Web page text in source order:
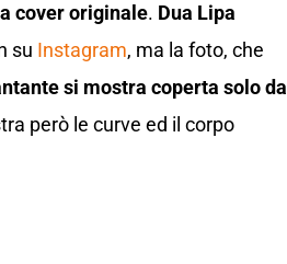
cover originale. Dua Lipa
su Instagram, ma la foto, che
si mostra coperta solo da
però le curve ed il corpo